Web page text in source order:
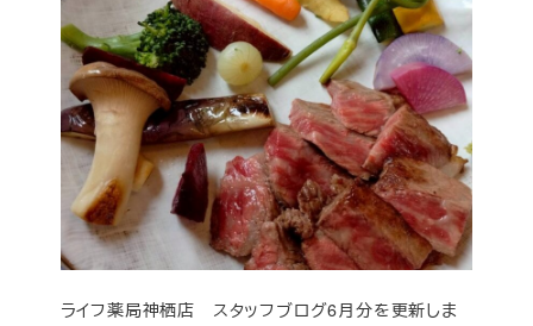
ライフ薬局神栖店 スタッフブログ6月分を更新しま